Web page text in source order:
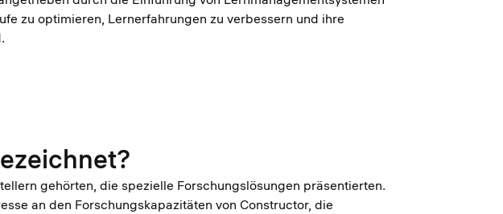
zu optimieren, Lernerfahrungen zu verbessern und ihre
gehörten, die spezielle Forschungslösungen präsentierten.
an den Forschungskapazitäten von Constructor, die